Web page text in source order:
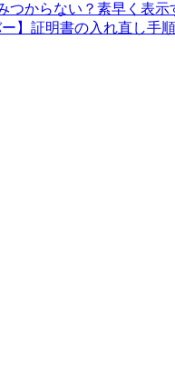
つからない？素早く表
ー】証明書の入れ直し手順